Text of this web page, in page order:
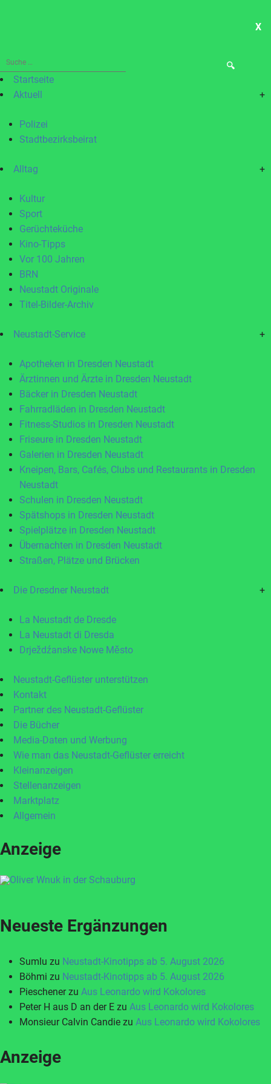
X
Suche
nach:Startseite
Aktuell
+
Polizei
Stadtbezirksbeirat
Alltag +
Kultur
Sport
Gerüchteküche
Kino-Tipps
Vor 100 Jahren
BRN
Neustadt Originale
Titel-Bilder-Archiv
Neustadt-Service +
Apotheken in Dresden Neustadt
Ärztinnen und Ärzte in Dresden Neustadt
Bäcker in Dresden Neustadt
Fahrradläden in Dresden Neustadt
Fitness-Studios in Dresden Neustadt
Friseure in Dresden Neustadt
Galerien in Dresden Neustadt
Kneipen, Bars, Cafés, Clubs und Restaurants in Dresden
Neustadt
Schulen in Dresden Neustadt
Spätshops in Dresden Neustadt
Spielplätze in Dresden Neustadt
Übernachten in Dresden Neustadt
Straßen, Plätze und Brücken
Die Dresdner Neustadt +
La Neustadt de Dresde
La Neustadt di Dresda
Drježdźanske Nowe Město
Neustadt-Geflüster unterstützen
Kontakt
Partner des Neustadt-Geflüster
Die Bücher
Media-Daten und Werbung
Wie man das Neustadt-Geflüster erreicht
Kleinanzeigen
Stellenanzeigen
Marktplatz
Allgemein
Anzeige
Neueste Ergänzungen
Sumlu zu Neustadt-Kinotipps ab 5. August 2026
Böhmi zu Neustadt-Kinotipps ab 5. August 2026
Pieschenerzu Aus Leonardo wird Kokolores
Peter H aus D an der E zu Aus Leonardo wird Kokolores
Monsieur Calvin Candie zu Aus Leonardo wird Kokolores
Anzeige